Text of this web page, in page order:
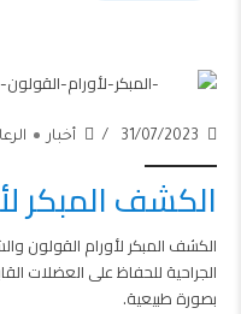
31/07/2023 أخبار
الكشف المبكر
الكشف المبكر لأورام القولون
الجراحية للحفاظ على العضلات
بصورة طبيعية.